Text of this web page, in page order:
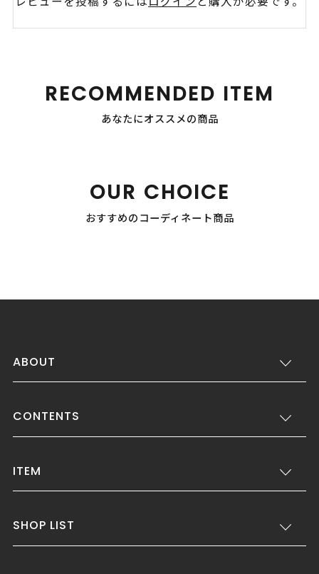
RECOMMENDED ITEM
あなたにオススメの商品
OUR CHOICE
おすすめのコーディネート商品
ABOUT
CONTENTS
ITEM
SHOP LIST